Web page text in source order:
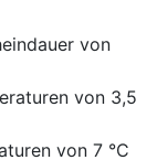
von
von 3,5
von 7 °C